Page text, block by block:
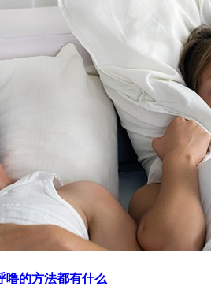
噜的方法都有什么